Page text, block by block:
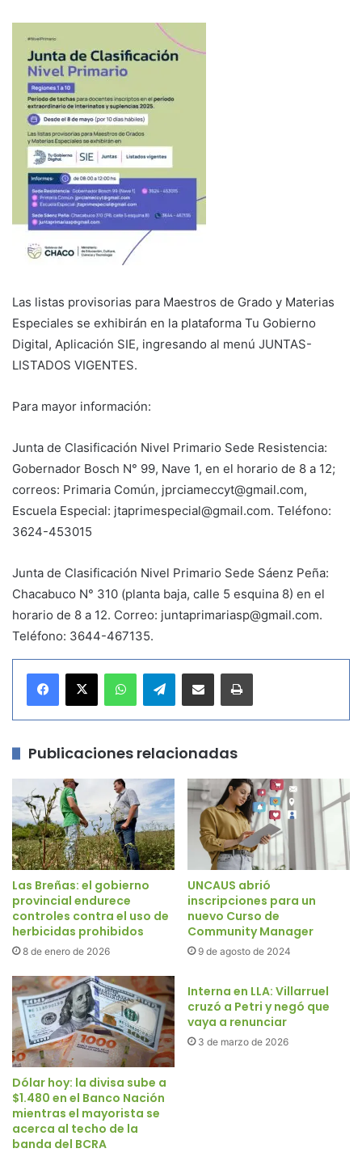
Las listas provisorias para Maestros de Grado y Materias
Especiales se exhibirán en la plataforma Tu Gobierno
Digital, Aplicación SIE, ingresando al menú JUNTAS-
LISTADOS VIGENTES.
Para mayor información:
Junta de Clasificación Nivel Primario Sede Resistencia:
Gobernador Bosch N° 99, Nave 1, en el horario de 8 a 12;
correos: Primaria Común, jprciameccyt@gmail.com,
Escuela Especial: jtaprimespecial@gmail.com. Teléfono:
3624-453015
Junta de Clasificación Nivel Primario Sede Sáenz Peña:
Chacabuco N° 310 (planta baja, calle 5 esquina 8) en el
horario de 8 a 12. Correo: juntaprimariasp@gmail.com.
Teléfono: 3644-467135.
Telegram
Publicaciones relacionadas
Las Breñas: el gobierno
provincial endurece
controles contra el uso de
herbicidas prohibidos
8 de enero de 2026
UNCAUS abrió
inscripciones para un
nuevo Curso de
Community Manager
9 de agosto de 2024
Dólar hoy: la divisa sube a
$1.480 en el Banco Nación
mientras el mayorista se
acerca al techo de la
banda del BCRA
Interna en LLA: Villarruel
cruzó a Petri y negó que
vaya a renunciar
3 de marzo de 2026